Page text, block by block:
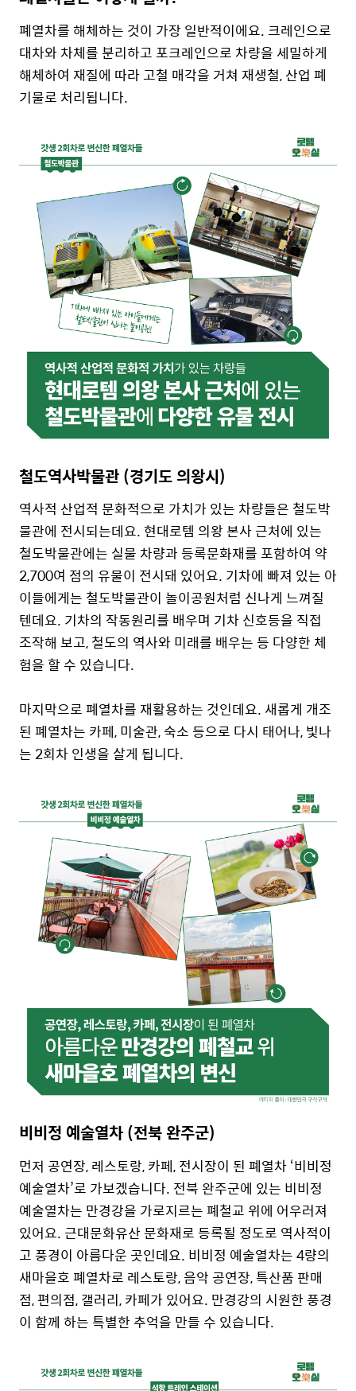
폐열차를 해체하는 것이 가장 일반적이에요. 크레인으로
대차와 차체를 분리하고 포크레인으로 차량을 세밀하게
해체하여 재질에 따라 고철 매각을 거쳐 재생철, 산업 폐
기물로 처리됩니다.
철도역사박물관 (경기도 의왕시)
역사적 산업적 문화적으로 가치가 있는 차량들은 철도박
물관에 전시되는데요. 현대로템 의왕 본사 근처에 있는
철도박물관에는 실물 차량과 등록문화재를 포함하여 약
2,700여 점의 유물이 전시돼 있어요. 기차에 빠져 있는 아
이들에게는 철도박물관이 놀이공원처럼 신나게 느껴질
텐데요. 기차의 작동원리를 배우며 기차 신호등을 직접
조작해 보고, 철도의 역사와 미래를 배우는 등 다양한 체
험을 할 수 있습니다.
마지막으로 폐열차를 재활용하는 것인데요. 새롭게 개조
된 폐열차는 카페, 미술관, 숙소 등으로 다시 태어나, 빛나
는 2회차 인생을 살게 됩니다.
비비정 예술열차 (전북 완주군)
먼저 공연장, 레스토랑, 카페, 전시장이 된 폐열차 ‘비비정
예술열차’로 가보겠습니다. 전북 완주군에 있는 비비정
예술열차는 만경강을 가로지르는 폐철교 위에 어우러져
있어요. 근대문화유산 문화재로 등록될 정도로 역사적이
고 풍경이 아름다운 곳인데요. 비비정 예술열차는 4량의
새마을호 폐열차로 레스토랑, 음악 공연장, 특산품 판매
점, 편의점, 갤러리, 카페가 있어요. 만경강의 시원한 풍경
이 함께 하는 특별한 추억을 만들 수 있습니다.